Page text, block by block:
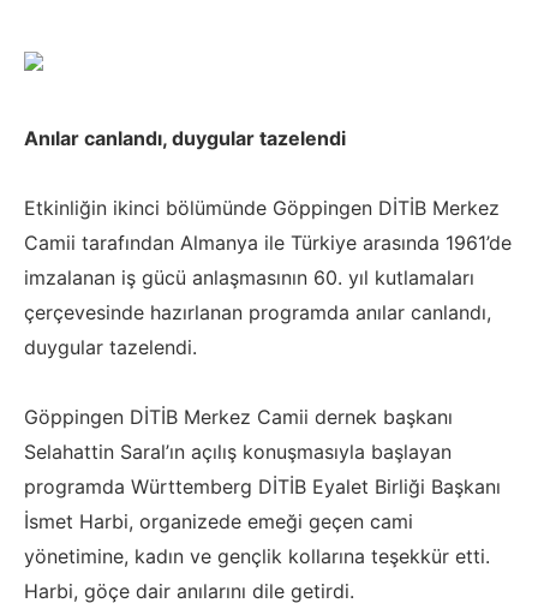
Anılar canlandı, duygular tazelendi
Etkinliğin ikinci bölümünde Göppingen DİTİB Merkez
Camii tarafından Almanya ile Türkiye arasında 1961’de
imzalanan iş gücü anlaşmasının 60. yıl kutlamaları
çerçevesinde hazırlanan programda anılar canlandı,
duygular tazelendi.
Göppingen DİTİB Merkez Camii dernek başkanı
Selahattin Saral’ın açılış konuşmasıyla başlayan
programda Württemberg DİTİB Eyalet Birliği Başkanı
İsmet Harbi, organizede emeği geçen cami
yönetimine, kadın ve gençlik kollarına teşekkür etti.
Harbi, göçe dair anılarını dile getirdi.